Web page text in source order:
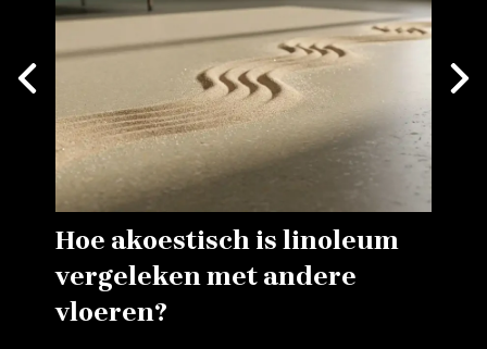
Hoe akoestisch is linoleum
vergeleken met andere
vloeren?
Next